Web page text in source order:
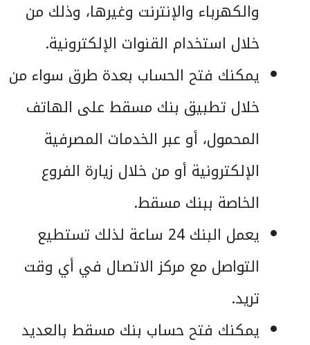
والكهرباء والإنترنت وغيرها، وذلك من
خلال استخدام القنوات الإلكترونية.
يمكنك فتح الحساب بعدة طرق سواء من
خلال تطبيق بنك مسقط على الهاتف
المحمول، أو عبر الخدمات المصرفية
الإلكترونية أو من خلال زيارة الفروع
الخاصة ببنك مسقط.
يعمل البنك 24 ساعة لذلك تستطيع
التواصل مع مركز الاتصال في أي وقت
تريد.
يمكنك فتح حساب بنك مسقط بالعديد